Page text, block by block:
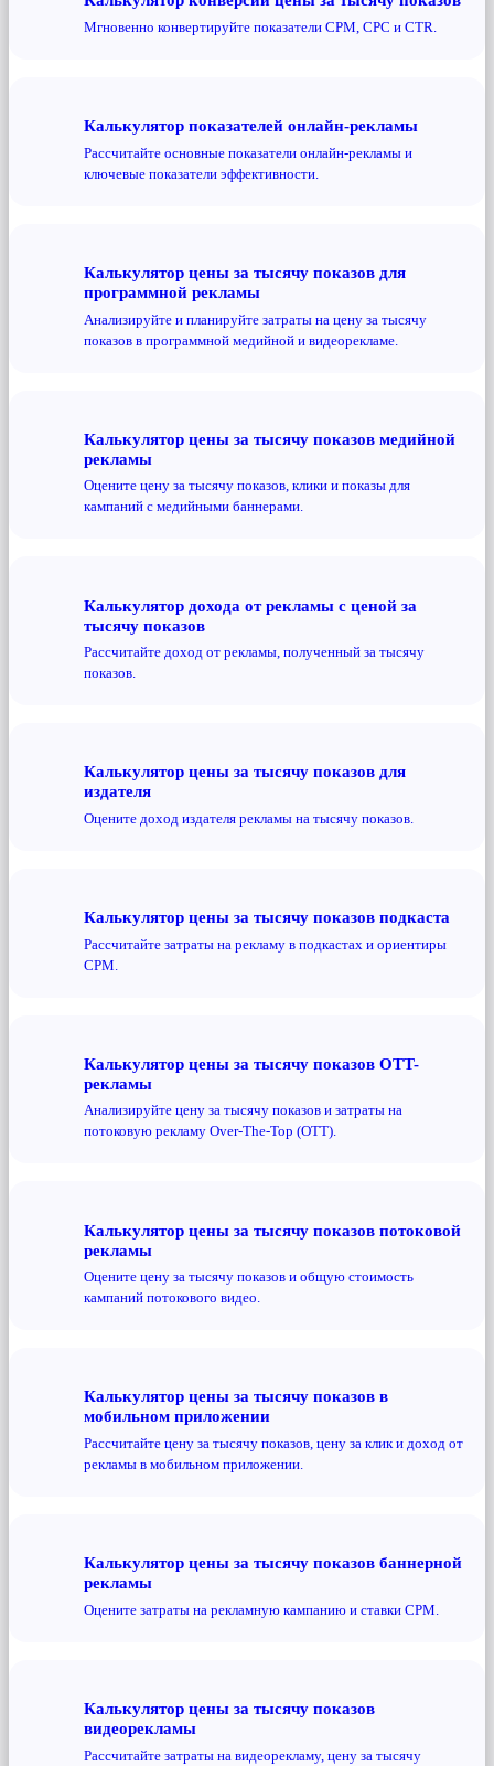
Мгновенно конвертируйте показатели CPM, CPC и CTR.
Калькулятор показателей онлайн-рекламы
Рассчитайте основные показатели онлайн-рекламы и
ключевые показатели эффективности.
Калькулятор цены за тысячу показов для
программной рекламы
Анализируйте и планируйте затраты на цену за тысячу
показов в программной медийной и видеорекламе.
Калькулятор цены за тысячу показов медийной
рекламы
Оцените цену за тысячу показов, клики и показы для
кампаний с медийными баннерами.
Калькулятор дохода от рекламы с ценой за
тысячу показов
Рассчитайте доход от рекламы, полученный за тысячу
показов.
Калькулятор цены за тысячу показов для
издателя
Оцените доход издателя рекламы на тысячу показов.
Калькулятор цены за тысячу показов подкаста
Рассчитайте затраты на рекламу в подкастах и ​​ориентиры
CPM.
Калькулятор цены за тысячу показов OTT-
рекламы
Анализируйте цену за тысячу показов и затраты на
потоковую рекламу Over-The-Top (OTT).
Калькулятор цены за тысячу показов потоковой
рекламы
Оцените цену за тысячу показов и общую стоимость
кампаний потокового видео.
Калькулятор цены за тысячу показов в
мобильном приложении
Рассчитайте цену за тысячу показов, цену за клик и доход от
рекламы в мобильном приложении.
Калькулятор цены за тысячу показов баннерной
рекламы
Оцените затраты на рекламную кампанию и ставки CPM.
Калькулятор цены за тысячу показов
видеорекламы
Рассчитайте затраты на видеорекламу, цену за тысячу